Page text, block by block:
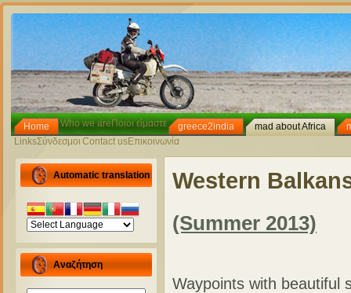
Home Who we areΠοιοι είμαστε greece2india mad about Africa
LinksΣύνδεσμοι Contact usΕπικοινωνία
Automatic translation
Αναζήτηση
Western
(Summer 2013)
Waypoints with beautiful